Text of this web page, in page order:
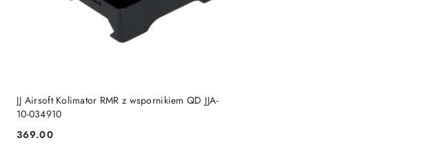
JJ Airsoft Kolimator RMR z wspornikiem QD JJA-
10-034910
Cena:
369.00
DO KOSZYKA